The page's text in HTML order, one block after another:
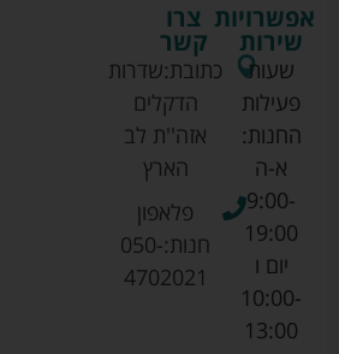
צרו
קשר
כתובת:שדרות
הדקלים
אזה''ת לב
הארץ
פלאפון
חנות:050-
4702021
אפשרויות
שירות
שעות
פעילות
החנות:
א-ה
9:00-
19:00
יום ו
10:00-
13:00